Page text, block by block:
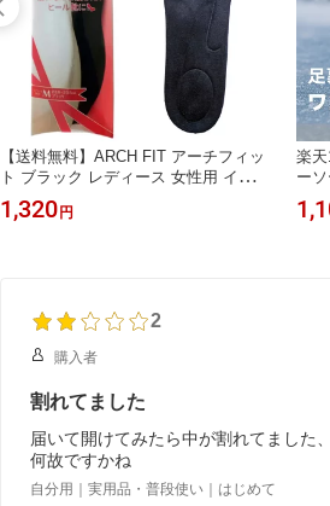
【送料無料】ARCH FIT アーチフィッ
ト ブラック レディース 女性用 イン
ソール 土踏まず 靴の中敷 衝撃吸収 S
サイズ Mサイズ Lサイズ LLサイズ ブ
1,320 円
楽
ー
ッ
プ
2
購入者
割れてました
届いて開けてみたら中が割れてました、
何故ですかね
自分用｜実用品・普段使い｜はじめて